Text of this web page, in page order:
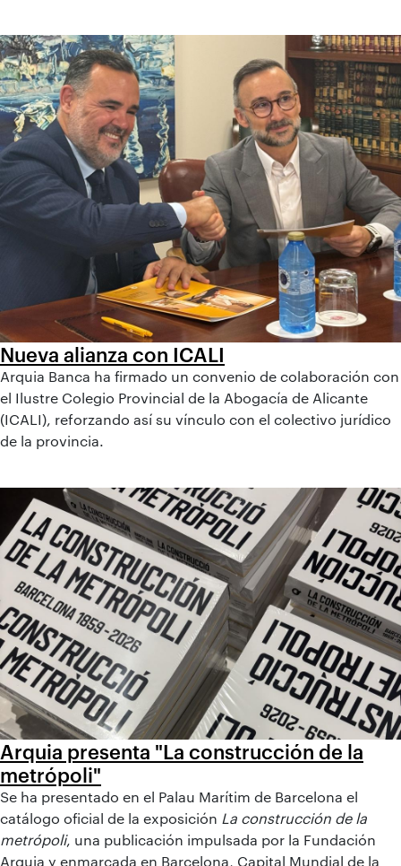
Nueva alianza con ICALI
Arquia Banca ha firmado un convenio de colaboración con
el Ilustre Colegio Provincial de la Abogacía de Alicante
(ICALI), reforzando así su vínculo con el colectivo jurídico
de la provincia.
Arquia presenta "La construcción de la
metrópoli"
Se ha presentado en el Palau Marítim de Barcelona el
catálogo oficial de la exposición La construcción de la
metrópoli, una publicación impulsada por la Fundación
Arquia y enmarcada en Barcelona, Capital Mundial de la